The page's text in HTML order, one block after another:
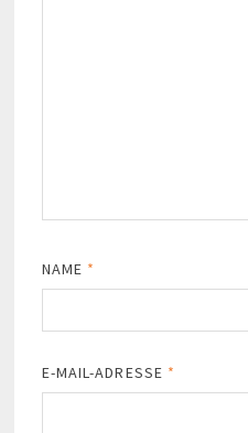
NAME *
E-MAIL-ADRESSE *